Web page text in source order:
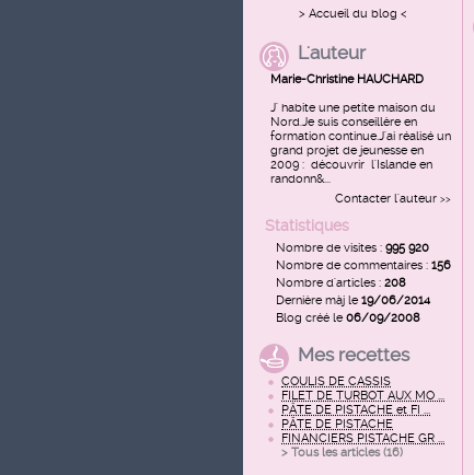
> Accueil du blog <
L'auteur
Marie-Christine HAUCHARD
J' habite une petite maison du
Nord.Je suis conseillère en
formation continue.J'ai réalisé un
grand projet de jeunesse en
2009 : découvrir l'Islande en
randonn&...
Contacter l'auteur >>
Statistiques
Nombre de visites : 995 920
Nombre de commentaires : 156
Nombre d'articles : 208
Dernière màj le19/06/2014
Blog créé le06/09/2008
Mes recettes
COULIS DE CASSIS
FILET DE TURBOT AUX MO ...
PÂTE DE PISTACHE et FI ...
PÂTE DE PISTACHE
FINANCIERS PISTACHE GR ...
> Tous les articles (16)